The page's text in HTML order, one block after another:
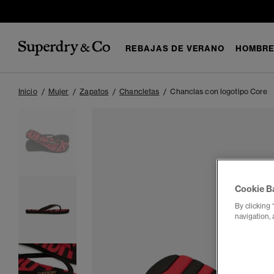
REBAJAS DE VERANO
Inicio Mujer Zapatos Chancletas Chanclas con logotipo Core
Cookie
By clicking
navigation,